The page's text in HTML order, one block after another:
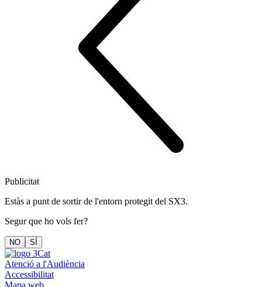
Publicitat
Estàs a punt de sortir de l'entorn protegit del SX3.
Segur que ho vols fer?
NO SÍ
Atenció a l'Audiència
Accessibilitat
Mapa web